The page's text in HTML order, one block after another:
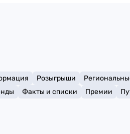
Розыгрыши
Факты и списки Премии